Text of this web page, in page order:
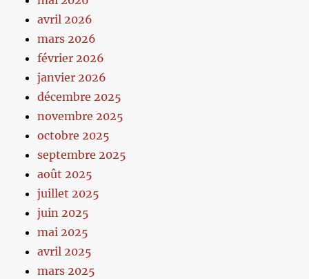
avril 2026
mars 2026
février 2026
janvier 2026
décembre 2025
novembre 2025
octobre 2025
septembre 2025
août 2025
juillet 2025
juin 2025
mai 2025
avril 2025
mars 2025